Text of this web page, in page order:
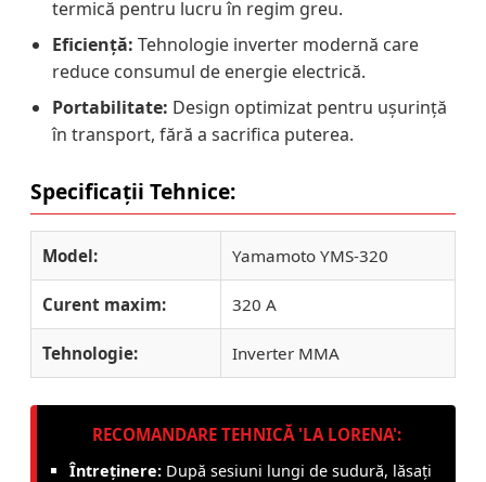
termică pentru lucru în regim greu.
Eficiență: Tehnologie inverter modernă care
reduce consumul de energie electrică.
Portabilitate: Design optimizat pentru ușurință
în transport, fără a sacrifica puterea.
Specificații Tehnice:
Model: Yamamoto YMS-320
Curent maxim: 320 A
Tehnologie: Inverter MMA
RECOMANDARE TEHNICĂ 'LA LORENA':
Întreținere: După sesiuni lungi de sudură, lăsați